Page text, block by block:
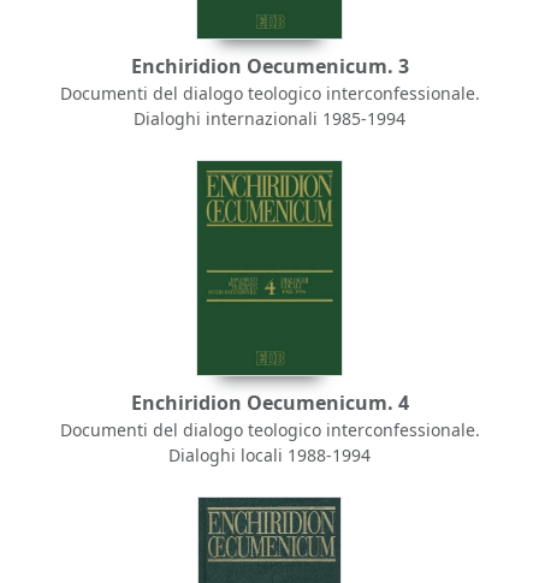
Enchiridion Oecumenicum. 3
Documenti del dialogo teologico interconfessionale.
Dialoghi internazionali 1985-1994
Enchiridion Oecumenicum. 4
Documenti del dialogo teologico interconfessionale.
Dialoghi locali 1988-1994